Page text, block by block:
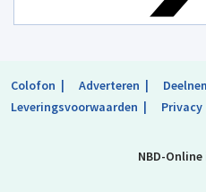
Colofon Adverteren
Leveringsvoorwaarden
Privacy
NBD-Online